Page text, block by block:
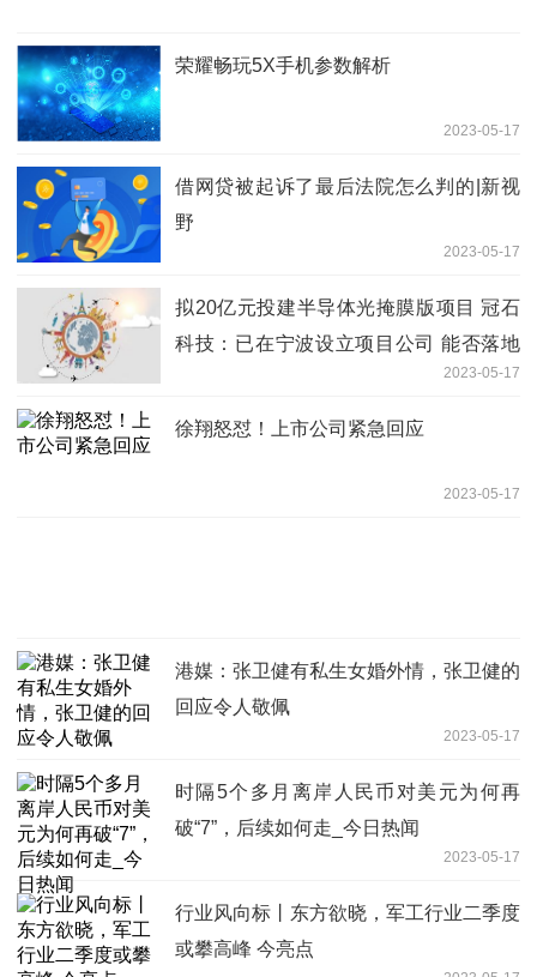
荣耀畅玩5X手机参数解析
2023-05-17
借网贷被起诉了最后法院怎么判的|新视
野
2023-05-17
拟20亿元投建半导体光掩膜版项目 冠石
科技：已在宁波设立项目公司 能否落地
2023-05-17
徐翔怒怼！上市公司紧急回应
2023-05-17
港媒：张卫健有私生女婚外情，张卫健的
回应令人敬佩
2023-05-17
时隔5个多月离岸人民币对美元为何再
破“7”，后续如何走_今日热闻
2023-05-17
行业风向标丨东方欲晓，军工行业二季度
或攀高峰 今亮点